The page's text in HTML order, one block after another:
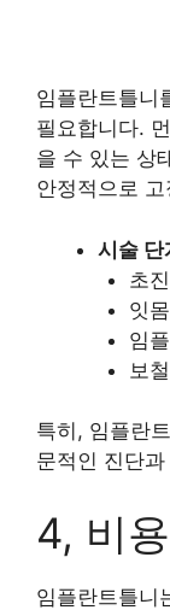
임플란트틀니
필요합니다.
을 수 있는 상
안정적으로
시술 단
초
잇
임
보
특히, 임플란
문적인 진단
4, 비
임플란트틀니